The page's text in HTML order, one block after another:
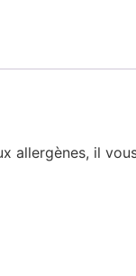
allergènes, il